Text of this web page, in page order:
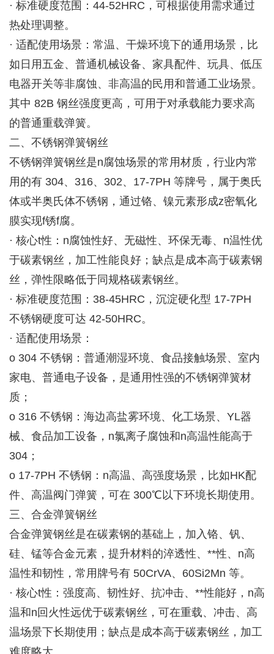
· 标准硬度范围：44-52HRC，可根据使用需求通过
热处理调整。
· 适配使用场景：常温、干燥环境下的通用场景，比
如日用五金、普通机械设备、家具配件、玩具、低压
电器开关等非腐蚀、非高温的民用和普通工业场景。
其中 82B 钢丝强度更高，可用于对承载能力要求高
的普通重载弹簧。
二、不锈钢弹簧钢丝
不锈钢弹簧钢丝是n腐蚀场景的常用材质，行业内常
用的有 304、316、302、17-7PH 等牌号，属于奥氏
体或半奥氏体不锈钢，通过铬、镍元素形成z密氧化
膜实现f锈f腐。
· 核心t性：n腐蚀性好、无磁性、环保无毒、n温性优
于碳素钢丝，加工性能良好；缺点是成本高于碳素钢
丝，弹性限略低于同规格碳素钢丝。
· 标准硬度范围：38-45HRC，沉淀硬化型 17-7PH
不锈钢硬度可达 42-50HRC。
· 适配使用场景：
o 304 不锈钢：普通潮湿环境、食品接触场景、室内
家电、普通电子设备，是通用性强的不锈钢弹簧材
质；
o 316 不锈钢：海边高盐雾环境、化工场景、YL器
械、食品加工设备，n氯离子腐蚀和n高温性能高于
304；
o 17-7PH 不锈钢：n高温、高强度场景，比如HK配
件、高温阀门弹簧，可在 300℃以下环境长期使用。
三、合金弹簧钢丝
合金弹簧钢丝是在碳素钢的基础上，加入铬、钒、
硅、锰等合金元素，提升材料的淬透性、**性、n高
温性和韧性，常用牌号有 50CrVA、60Si2Mn 等。
· 核心t性：强度高、韧性好、抗冲击、**性能好，n高
温和n回火性远优于碳素钢丝，可在重载、冲击、高
温场景下长期使用；缺点是成本高于碳素钢丝，加工